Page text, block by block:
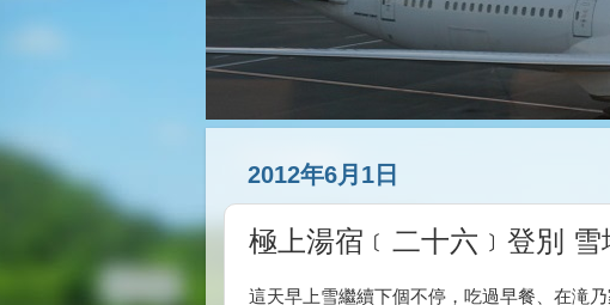
2012年6月1日
極上湯宿﹝二十六﹞登別 雪
這天早上雪繼續下個不停，吃過早餐、在滝